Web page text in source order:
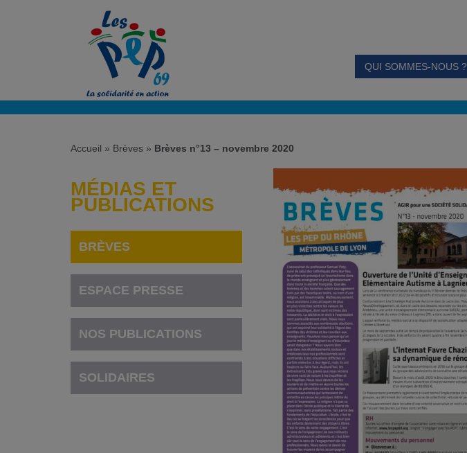
QUI SOMMES-NOUS ?
Accueil » Brèves » Brèves n°13 – novembre 2020
MÉDIAS ET
PUBLICATIONS
BRÈVES
ESPACE PRESSE
NOS PUBLICATIONS
SOLIDAIRES